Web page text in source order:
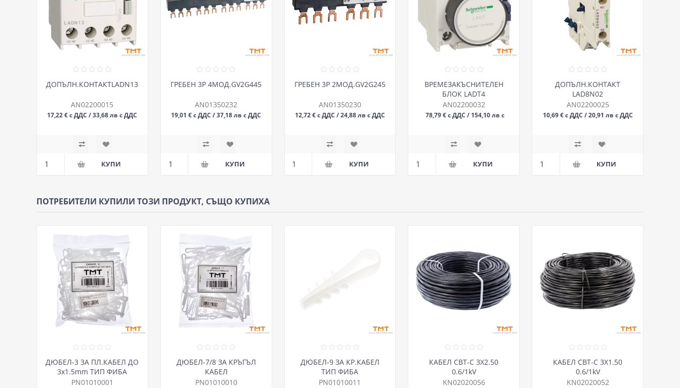
ДОПЪЛН.КОНТАКТLADN13
AN02200015
17,22 € с ДДС / 33,68 лв с ДДС
ГРЕБЕН 3P 4МОД.GV2G445
AN01350232
19,01 € с ДДС / 37,18 лв с ДДС
ГРЕБЕН 3Р 2МОД.GV2G245
AN01350230
12,72 € с ДДС / 24,88 лв с ДДС
ВРЕМЕЗАКЪСНИТЕЛЕН
БЛОК LADT4
AN02200032
78,79 € с ДДС / 154,10 лв с
ДОПЪЛН.КОНТАКТ
LAD8N02
AN02200025
10,69 € с ДДС / 20,91 лв с ДДС
ПОТРЕБИТЕЛИ КУПИЛИ ТОЗИ ПРОДУКТ, СЪЩО КУПИХА
ДЮБЕЛ-3 ЗА ПЛ.КАБЕЛ ДО
3х1.5mm ТИП ФИБА
PN01010001
ДЮБЕЛ-7/8 ЗА КРЪГЪЛ
КАБЕЛ
PN01010010
ДЮБЕЛ-9 ЗА КР.КАБЕЛ
ТИП ФИБА
PN01010011
КАБЕЛ СВТ-С 3Х2.50
0.6/1kV
KN02020056
КАБЕЛ СВТ-С 3Х1.50
0.6/1kV
KN02020052